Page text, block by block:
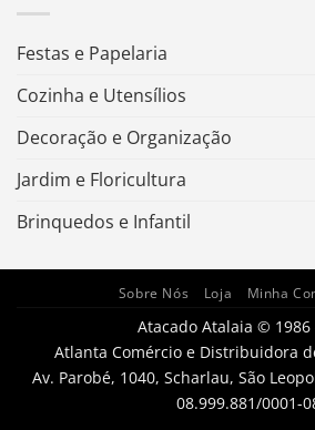
Festas e Papelaria
Cozinha e Utensílios
Decoração e Organização
Jardim e Floricultura
Brinquedos e Infantil
Sobre Nós Loja Minha
Atacado Atalaia © 1986
Atlanta Comércio e Distribuidora
Av. Parobé, 1040, Scharlau, São
08.999.881/0001-